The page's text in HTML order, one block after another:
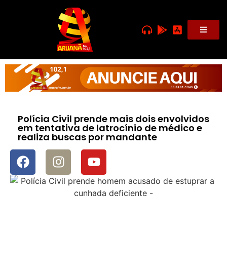
Polícia Civil prende mais dois envolvidos
em tentativa de latrocínio de médico e
realiza buscas por mandante